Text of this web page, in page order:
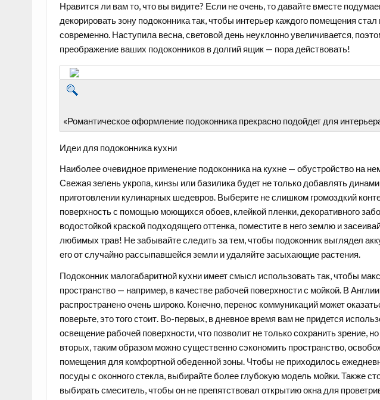
Нравится ли вам то, что вы видите? Если не очень, то давайте вместе
декорировать зону подоконника так, чтобы интерьер каждого помещения
современно. Наступила весна, световой день неуклонно увеличивается,
преображение ваших подоконников в долгий ящик — пора действовать!
«Романтическое оформление подоконника прекрасно подойдет для
Идеи для подоконника кухни
Наиболее очевидное применение подоконника на кухне — обустройство на
Свежая зелень укропа, кинзы или базилика будет не только добавлять
приготовлении кулинарных шедевров. Выберите не слишком громоздкий
поверхность с помощью моющихся обоев, клейкой пленки, декоративного
водостойкой краской подходящего оттенка, поместите в него землю и
любимых трав! Не забывайте следить за тем, чтобы подоконник выглядел
его от случайно рассыпавшейся земли и удаляйте засыхающие растения.
Подоконник малогабаритной кухни имеет смысл использовать так, чтобы
пространство — например, в качестве рабочей поверхности с мойкой . В
распространено очень широко. Конечно, перенос коммуникаций может
поверьте, это того стоит. Во-первых, в дневное время вам не придется
освещение рабочей поверхности, что позволит не только сохранить зрение,
вторых, таким образом можно существенно сэкономить пространство,
помещения для комфортной обеденной зоны. Чтобы не приходилось
посуды с оконного стекла, выбирайте более глубокую модель мойки. Также
выбирать смеситель, чтобы он не препятствовал открытию окна для